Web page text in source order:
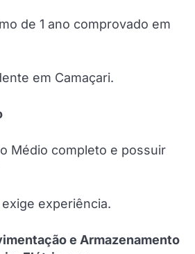
de 1 ano comprovado em
em Camaçari.
Médio completo e possuir
experiência.
e Armazenamento